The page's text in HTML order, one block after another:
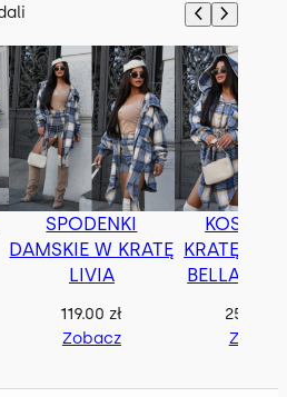
SPODENKI
DAMSKIE W KRATĘ
LIVIA
119.00zł
Zobacz
KRATĘ
BELLA z
259.00
Zobacz